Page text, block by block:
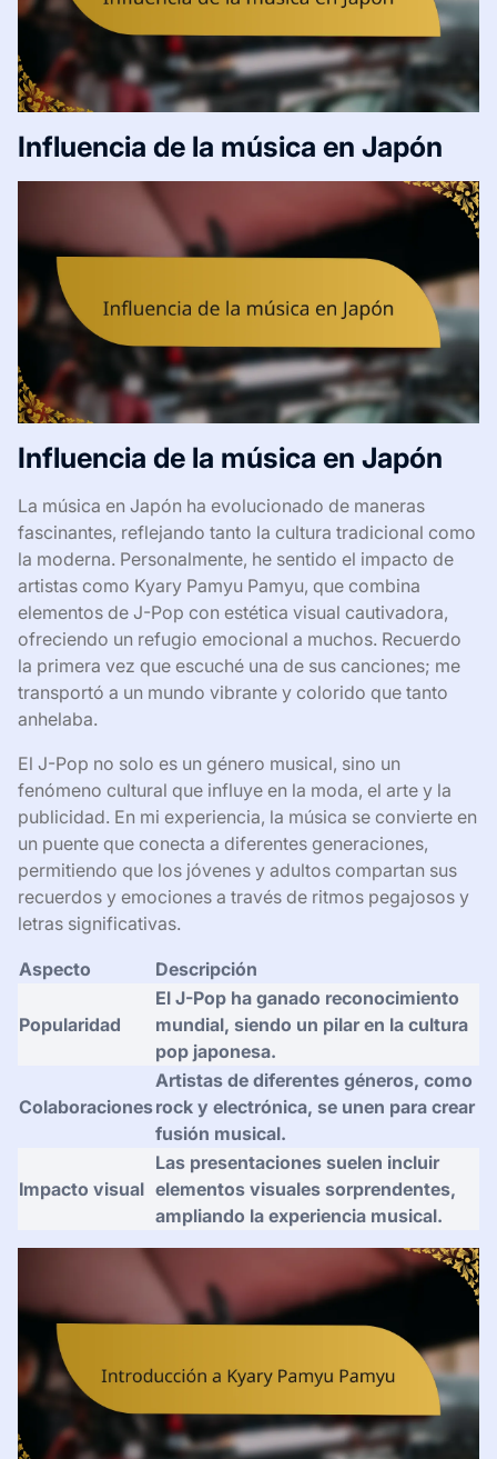
Influencia de la música en Japón
Influencia de la música en Japón
La música en Japón ha evolucionado de maneras
fascinantes, reflejando tanto la cultura tradicional como
la moderna. Personalmente, he sentido el impacto de
artistas como Kyary Pamyu Pamyu, que combina
elementos de J-Pop con estética visual cautivadora,
ofreciendo un refugio emocional a muchos. Recuerdo
la primera vez que escuché una de sus canciones; me
transportó a un mundo vibrante y colorido que tanto
anhelaba.
El J-Pop no solo es un género musical, sino un
fenómeno cultural que influye en la moda, el arte y la
publicidad. En mi experiencia, la música se convierte en
un puente que conecta a diferentes generaciones,
permitiendo que los jóvenes y adultos compartan sus
recuerdos y emociones a través de ritmos pegajosos y
letras significativas.
Aspecto Descripción
Popularidad
El J-Pop ha ganado reconocimiento
mundial, siendo un pilar en la cultura
pop japonesa.
Colaboraciones
Artistas de diferentes géneros, como
rock y electrónica, se unen para crear
fusión musical.
Impacto visual
Las presentaciones suelen incluir
elementos visuales sorprendentes,
ampliando la experiencia musical.